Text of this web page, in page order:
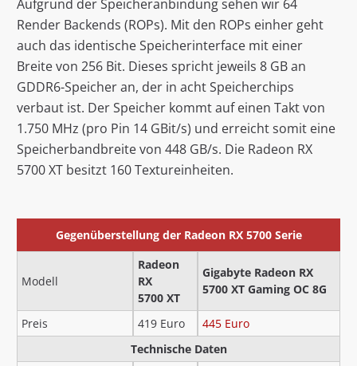
Aufgrund der Speicheranbindung sehen wir 64
Render Backends (ROPs). Mit den ROPs einher geht
auch das identische Speicherinterface mit einer
Breite von 256 Bit. Dieses spricht jeweils 8 GB an
GDDR6-Speicher an, der in acht Speicherchips
verbaut ist. Der Speicher kommt auf einen Takt von
1.750 MHz (pro Pin 14 GBit/s) und erreicht somit eine
Speicherbandbreite von 448 GB/s. Die Radeon RX
5700 XT besitzt 160 Textureinheiten.
Gegenüberstellung der Radeon RX 5700 Serie
Modell
Radeon
RX
5700 XT
Gigabyte Radeon RX
5700 XT Gaming OC 8G
Preis 419 Euro
445 Euro
Technische Daten